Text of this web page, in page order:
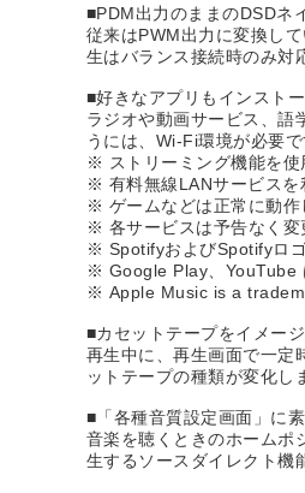
■PDM出力のままのDSDネ
従来はPWM出力に変換し
生はバランス接続時のみ対
■好きなアプリもインスト
ラジオや動画サービス、語
うには、Wi-Fi環境が必要で
※ ストリーミング機能を使
※ 有料無線LANサービスを
※ ゲームなどは正常に動作
※ 各サービスは予告なく変
※ SpotifyおよびSpotifyロ
※ Google Play、YouTube
※ Apple Music is a
■カセットテープをイメー
再生中に、再生画面で一定
ットテープの種類が変化し
■「各種音質設定画面」に
音楽を聴くときのホームポ
生するソースダイレクト機